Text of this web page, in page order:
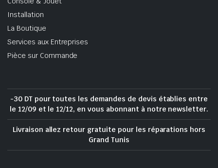
Installation
La Boutique
Services aux Entreprises
Pièce sur Commande
-30 DT pour toutes les demandes de devis établies entre
le 12/09 et le 12/12, en vous abonnant à notre newsletter.
Livraison allez retour gratuite pour les réparations hors
Grand Tunis